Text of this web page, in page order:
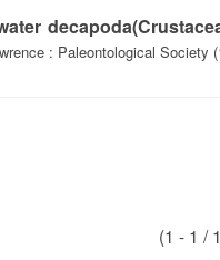
: Paleontological Society
(1 - 1 /